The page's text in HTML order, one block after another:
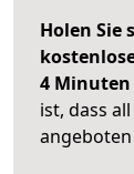
Holen Sie
4 Minuten
ist, dass